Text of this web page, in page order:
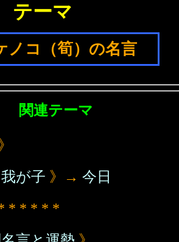
テーマ
ノコ（筍）の名言
関連テーマ
が子 》→ 今日
* * * * *